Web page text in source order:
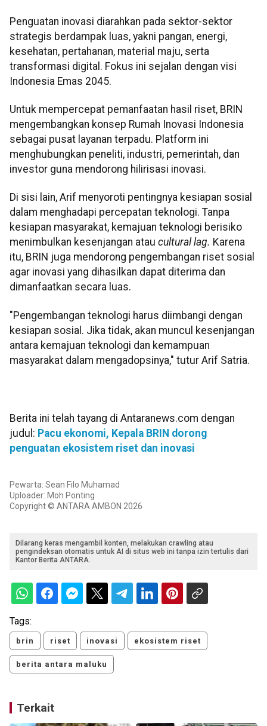
Penguatan inovasi diarahkan pada sektor-sektor
strategis berdampak luas, yakni pangan, energi,
kesehatan, pertahanan, material maju, serta
transformasi digital. Fokus ini sejalan dengan visi
Indonesia Emas 2045.
Untuk mempercepat pemanfaatan hasil riset, BRIN
mengembangkan konsep Rumah Inovasi Indonesia
sebagai pusat layanan terpadu. Platform ini
menghubungkan peneliti, industri, pemerintah, dan
investor guna mendorong hilirisasi inovasi.
Di sisi lain, Arif menyoroti pentingnya kesiapan sosial
dalam menghadapi percepatan teknologi. Tanpa
kesiapan masyarakat, kemajuan teknologi berisiko
menimbulkan kesenjangan atau cultural lag. Karena
itu, BRIN juga mendorong pengembangan riset sosial
agar inovasi yang dihasilkan dapat diterima dan
dimanfaatkan secara luas.
"Pengembangan teknologi harus diimbangi dengan
kesiapan sosial. Jika tidak, akan muncul kesenjangan
antara kemajuan teknologi dan kemampuan
masyarakat dalam mengadopsinya," tutur Arif Satria.
Berita ini telah tayang di Antaranews.com dengan
judul: Pacu ekonomi, Kepala BRIN dorong
penguatan ekosistem riset dan inovasi
Pewarta: Sean Filo Muhamad
Uploader: Moh Ponting
Copyright © ANTARA AMBON 2026
Dilarang keras mengambil konten, melakukan crawling atau
pengindeksan otomatis untuk AI di situs web ini tanpa izin tertulis dari
Kantor Berita ANTARA.
Tags:
brin riset inovasi ekosistem riset
berita antara maluku
Terkait